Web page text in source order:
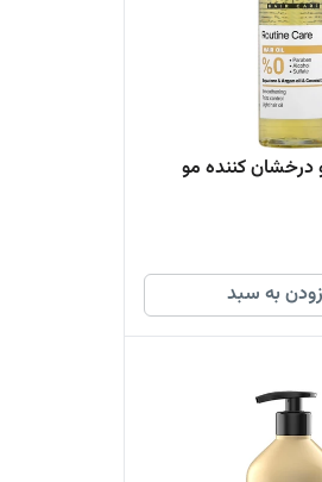
درخشان کننده مو
به سبد